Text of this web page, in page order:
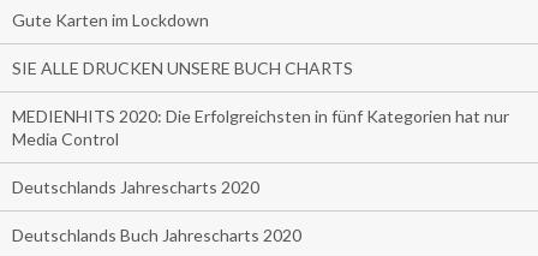
Gute Karten im Lockdown
SIE ALLE DRUCKEN UNSERE BUCH CHARTS
MEDIENHITS 2020: Die Erfolgreichsten in fünf Kategorien hat nur
Media Control
Deutschlands Jahrescharts 2020
Deutschlands Buch Jahrescharts 2020